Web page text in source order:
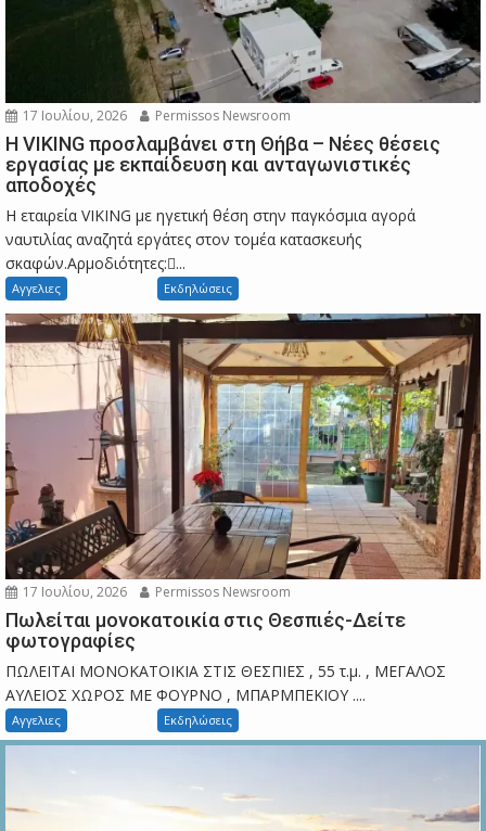
17 Ιουλίου, 2026 Permissos Newsroom
Η VIKING προσλαμβάνει στη Θήβα – Νέες θέσεις
εργασίας με εκπαίδευση και ανταγωνιστικές
αποδοχές
Η εταιρεία VIKING με ηγετική θέση στην παγκόσμια αγορά
ναυτιλίας αναζητά εργάτες στον τομέα κατασκευής
σκαφών.Αρμοδιότητες:...
Αγγελιες Εκδηλώσεις
17 Ιουλίου, 2026 Permissos Newsroom
Πωλείται μονοκατοικία στις Θεσπιές-Δείτε
φωτογραφίες
ΠΩΛΕΙΤΑΙ ΜΟΝΟΚΑΤΟΙΚΙΑ ΣΤΙΣ ΘΕΣΠΙΕΣ , 55 τ.μ. , ΜΕΓΑΛΟΣ
ΑΥΛΕΙΟΣ ΧΩΡΟΣ ΜΕ ΦΟΥΡΝΟ , ΜΠΑΡΜΠΕΚΙΟΥ ....
Αγγελιες Εκδηλώσεις